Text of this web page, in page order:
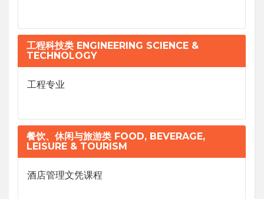
工程科技类 ENGINEERING SCIENCE &
TECHNOLOGY
工程专业
餐饮、休闲与旅游类 FOOD, BEVERAGE,
LEISURE & TOURISM
酒店管理文凭课程